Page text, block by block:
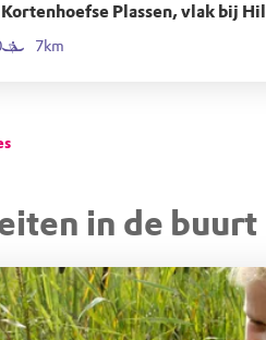
Plassen, vlak bij
7km
in de buurt